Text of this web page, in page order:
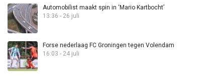
Automobilist maakt spin in ‘Mario Kartbocht’
13:36 - 26 juli
Forse nederlaag FC Groningen tegen Volendam
16:03 - 24 juli